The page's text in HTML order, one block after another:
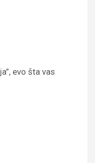
evo šta vas